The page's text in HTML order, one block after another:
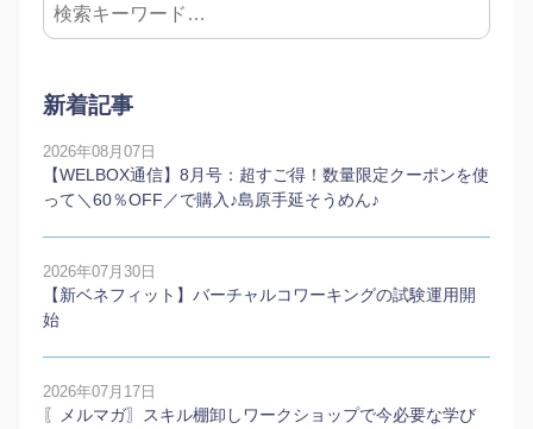
新着記事
2026年08月07日
【WELBOX通信】8月号：超すご得！数量限定クーポンを使
って＼60％OFF／で購入♪島原手延そうめん♪
2026年07月30日
【新ベネフィット】バーチャルコワーキングの試験運用開
始
2026年07月17日
〖メルマガ〗スキル棚卸しワークショップで今必要な学び